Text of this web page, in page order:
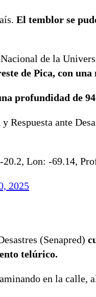
El temblor se
de la
de Pica, con una
profundidad de
ante
Lon: -69.14,
2025
(Senapred)
telúrico.
en la calle,